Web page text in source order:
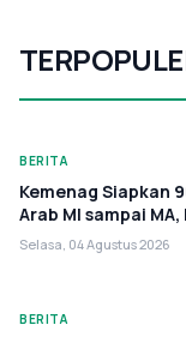
BERITA
Kemenag Siapkan
Arab MI sampai
Selasa, 04 Agustus 2026
BERITA